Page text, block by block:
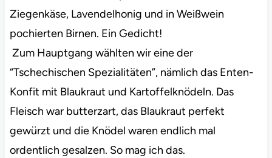
Ziegenkäse, Lavendelhonig und in Weißwein
pochierten Birnen. Ein Gedicht!
Zum Hauptgang wählten wir eine der
“Tschechischen Spezialitäten”, nämlich das Enten-
Konfit mit Blaukraut und Kartoffelknödeln. Das
Fleisch war butterzart, das Blaukraut perfekt
gewürzt und die Knödel waren endlich mal
ordentlich gesalzen. So mag ich das.